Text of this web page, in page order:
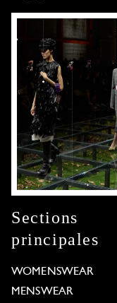
Sections
principales
WOMENSWEAR
MENSWEAR